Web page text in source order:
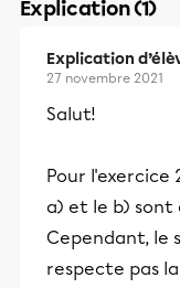
Explication (1)
Explication
27 novembre 2021
Salut!
Pour l'exercice
a) et le b) sont
Cependant, le
respecte pas